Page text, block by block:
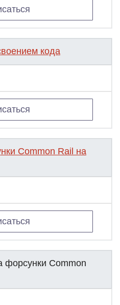
кода
Common Rail на
форсунки Common